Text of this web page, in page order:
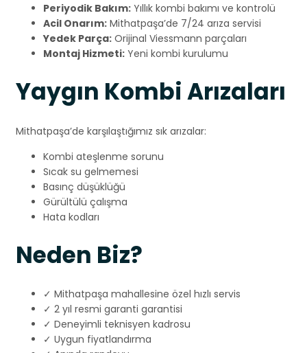
Periyodik Bakım: Yıllık kombi bakımı ve kontrolü
Acil Onarım: Mithatpaşa’de 7/24 arıza servisi
Yedek Parça: Orijinal Viessmann parçaları
Montaj Hizmeti: Yeni kombi kurulumu
Yaygın Kombi Arızaları
Mithatpaşa’de karşılaştığımız sık arızalar:
Kombi ateşlenme sorunu
Sıcak su gelmemesi
Basınç düşüklüğü
Gürültülü çalışma
Hata kodları
Neden Biz?
✓ Mithatpaşa mahallesine özel hızlı servis
✓ 2 yıl resmi garanti garantisi
✓ Deneyimli teknisyen kadrosu
✓ Uygun fiyatlandırma